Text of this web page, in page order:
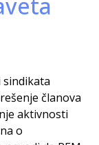
sindikata
članova
aktivnosti
o